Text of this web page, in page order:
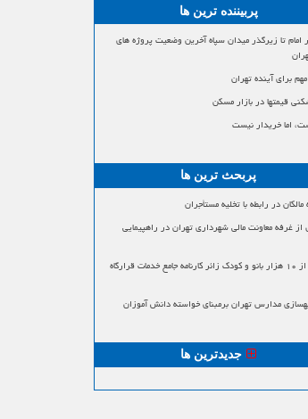
پربیننده ترین ها
امام تا زیرگذر میدان سپاه آخرین وضعیت پروژه های
برای آینده تهران
قیمتها در بازار مسکن
اما خریدار نیست
پربحث ترین ها
مالکان در رابطه با تخلیه مستأجران
از غرفه معاونت مالی شهرداری تهران در راهپیمایی
میزبانی از ۱۰ هزار بانو و کودک زائر کارنامه جامع خدمات قرارگاه
مدارس تهران برمبنای خواسته دانش آموزان
جدیدترین ها